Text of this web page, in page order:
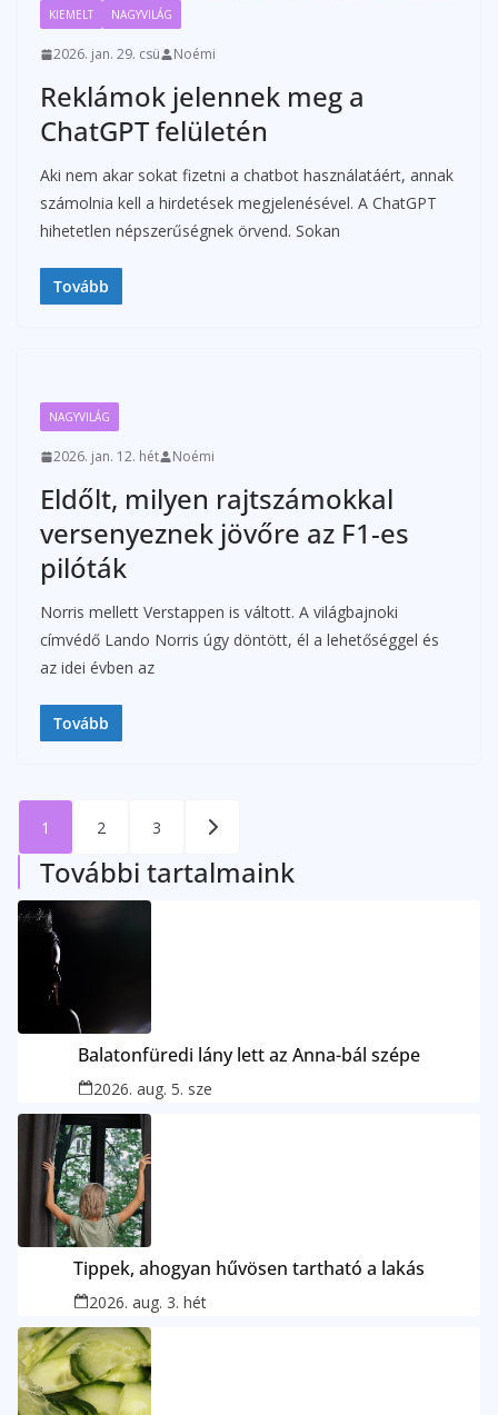
KIEMELT NAGYVILÁG
2026. jan. 29. csü Noémi
Reklámok jelennek meg a
ChatGPT felületén
Aki nem akar sokat fizetni a chatbot használatáért, annak
számolnia kell a hirdetések megjelenésével. A ChatGPT
hihetetlen népszerűségnek örvend. Sokan
Tovább
NAGYVILÁG
2026. jan. 12. hét Noémi
Eldőlt, milyen rajtszámokkal
versenyeznek jövőre az F1-es
pilóták
Norris mellett Verstappen is váltott. A világbajnoki
címvédő Lando Norris úgy döntött, él a lehetőséggel és
az idei évben az
Tovább
Bejegyzések
lapozása
1 2 3
További tartalmaink
Balatonfüredi lány lett az Anna-bál szépe
2026. aug. 5. sze
Tippek, ahogyan hűvösen tartható a lakás
2026. aug. 3. hét